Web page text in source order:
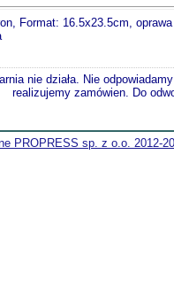
Format: 16.5x23.5cm, oprawa
nie działa. Nie
realizujemy zamówien. Do
PROPRESS sp. z o.o. 2012-